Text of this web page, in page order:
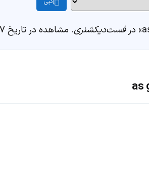
فست‌دیکشنری. مشاهده در تاریخ ۱۷ مرداد ۱۴۰۵، از https://fastdic.com/word/as-good-as-new